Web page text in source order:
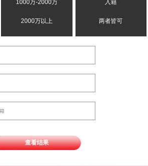
1000万-2000万
2000万以上
入籍
两者皆可
查看结果